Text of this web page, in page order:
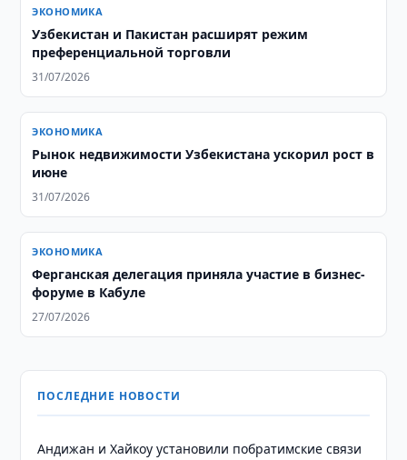
ЭКОНОМИКА
Узбекистан и Пакистан расширят режим
преференциальной торговли
31/07/2026
ЭКОНОМИКА
Рынок недвижимости Узбекистана ускорил рост в
июне
31/07/2026
ЭКОНОМИКА
​​​​​​​Ферганская делегация приняла участие в бизнес-
форуме в Кабуле
27/07/2026
ПОСЛЕДНИЕ НОВОСТИ
Андижан и Хайкоу установили побратимские связи